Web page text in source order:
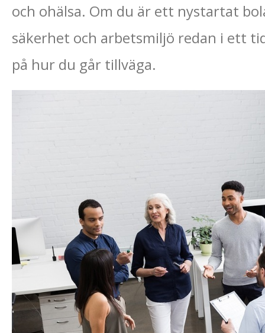
och ohälsa. Om du är ett nystartat
säkerhet och arbetsmiljö redan i ett
på hur du går tillväga.